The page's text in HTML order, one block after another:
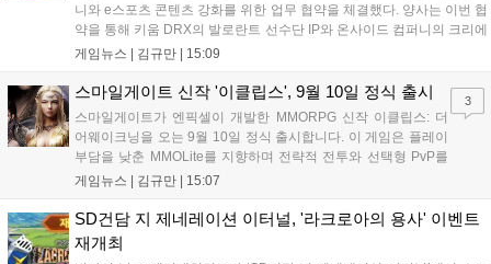
니와 e스포츠 콘텐츠 강화를 위한 업무 협약을 체결했다. 양사는 이번 협
약을 통해 키움 DRX의 발로란트 선수단 IP와 온사이드 컴퍼니의 크리에
이터 네트워크를 결합하여 정규 및 특별 콘텐츠를 공동 기획한다. 또한
오프라인 연계 프로그램을 순차적으로 선보이며 e스포츠 생태계 확장에
나설 계획이다....
게임뉴스 | 김규만 15:09
스마일게이트 신작 '이클립스', 9월 10일 정식 출시
스마일게이트가 엔픽셀이 개발한 MMORPG 신작 이클립스: 더
어웨이크닝을 오는 9월 10일 정식 출시합니다. 이 게임은 플레이
부담을 낮춘 MMOLite를 지향하며 전략적 전투와 선택형 PvP를
특징으로 합니다. 현재 공식 홈페이지와 앱 마켓에서 사전등록을
니다. 또한 카카오톡 채널 추가 시 주차별 스페셜 쿠폰과 한정 스
킨, 경품 이벤트 등 풍성한 혜택을 마련해 이용자들의 기대를 모
으고 있습니다....
게임뉴스 | 김규만 15:07
3
SD건담 지 제네레이션 이터널, '라크로아의 용사' 이벤트
재개최